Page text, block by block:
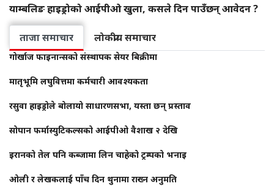
याम्बलिङ हाइड्रोको आईपीओ खुला, कसले दिन पाउँछन् आवेदन ?
ताजा समाचार लोकप्रीय समाचार
गोर्खाज फाइनान्सको संस्थापक सेयर बिक्रीमा
मातृभूमि लघुवित्तमा कर्मचारी आवश्यकता
रसुवा हाइड्रोले बोलायो साधारणसभा, यस्ता छन् प्रस्ताव
सोपान फर्मास्युटिकल्सको आईपीओ वैशाख २ देखि
इरानको तेल पनि कब्जामा लिन चाहेको ट्रम्पको भनाइ
ओली र लेखकलाई पाँच दिन थुनामा राख्न अनुमति